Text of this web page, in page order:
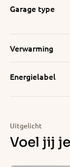
Garage type
Verwarming
Energielabel
Uitgelicht
Voel jij